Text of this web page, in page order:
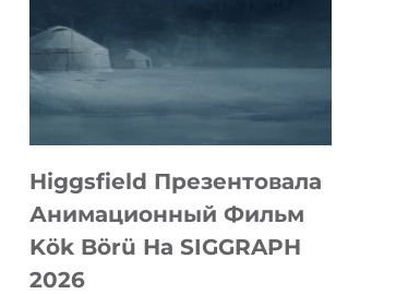
Higgsfield Презентовала
Анимационный Фильм
Kök Börü На SIGGRAPH
2026